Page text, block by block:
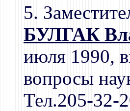
5.
БУЛГАК
июля 1990,
вопросы
Тел.205-32-